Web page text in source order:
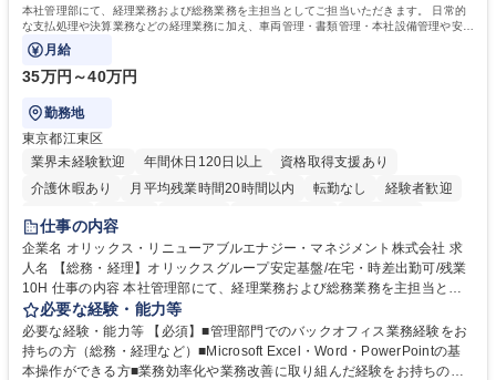
本社管理部にて、経理業務および総務業務を主担当としてご担当いただきます。 日常的
な支払処理や決算業務などの経理業務に加え、車両管理・書類管理・本社設備管理や安全
対策など幅広い総務業務もお任せします。
月給
35万円～40万円
勤務地
東京都江東区
業界未経験歓迎
年間休日120日以上
資格取得支援あり
介護休暇あり
月平均残業時間20時間以内 転勤なし
経験者歓迎
研修あり
在宅OK
駅近5分以内
資格取得手当あり 土日祝休み
仕事の内容
企業名 オリックス・リニューアブルエナジー・マネジメント株式会社 求
人名 【総務・経理】オリックスグループ安定基盤/在宅・時差出勤可/残業
10H 仕事の内容 本社管理部にて、経理業務および総務業務を主担当とし
てご担当いただきます。 日常的な支払処理や決算業務などの経理業務に加
え、車両管理・書類管理・本社設備管理や安全対策など幅広い総務業務も
お任せします。 業務効率化や業務改善の提案・推進にも積極的に取り組ん
でいただくことを期待しています。 【総務】※実務業務における業務改善
必要な経験・能力等
必要な経験・能力等 【必須】■管理部門でのバックオフィス業務経験をお
持ちの方（総務・経理など）■Microsoft Excel・Word・PowerPointの基
本操作ができる方■業務効率化や業務改善に取り組んだ経験をお持ちの方